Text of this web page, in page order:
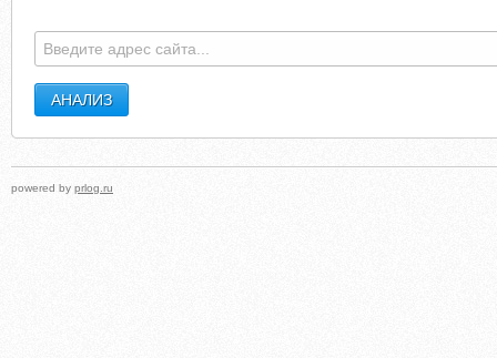
powered by prlog.ru